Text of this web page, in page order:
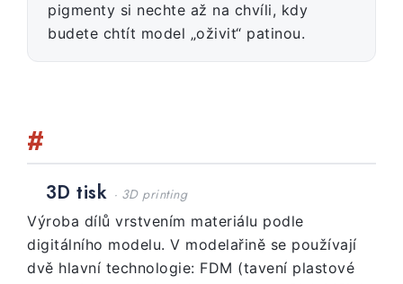
pigmenty si nechte až na chvíli, kdy
budete chtít model „oživit“ patinou.
#
3D tisk · 3D printing
Výroba dílů vrstvením materiálu podle
digitálního modelu. V modelařině se používají
dvě hlavní technologie: FDM (tavení plastové